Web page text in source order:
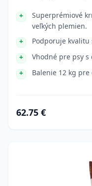
Superprémiové
veľkých plemien.
Podporuje kvalitu
Vhodné pre psy
Balenie 12 kg
62.75 €